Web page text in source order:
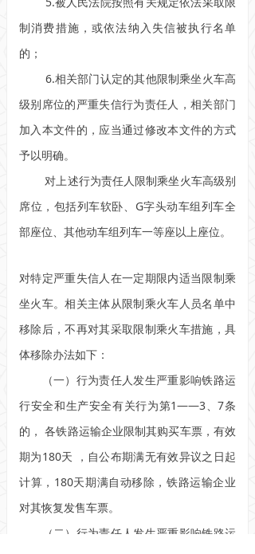
制消费措施，或依法纳入失信被执行名单
的；
6.相关部门认定的其他限制乘坐火车高
级别席位的严重失信行为责任人，相关部门
加入本文件的，应当通过修改本文件的方式
予以明确。
对上述行为责任人限制乘坐火车高级别
席位，包括列车软卧、G字头动车组列车全
部座位、其他动车组列车一等座以上座位。
对特定严重失信人在一定期限内适当限制乘
坐火车。相关主体从限制乘火车人员名单中
移除后，不再对其采取限制乘火车措施，具
体移除办法如下：
（一）行为责任人发生严重影响铁路运
行安全和生产安全有关行为第1——3、7条
的， 各铁路运输企业限制其购买车票，有效
期为180天 ，自公布期满无有效异议之日起
计算，180天期满自动移除，铁路运输企业
对其恢复发售车票。
（二）行为责任人发生严重影响铁路运